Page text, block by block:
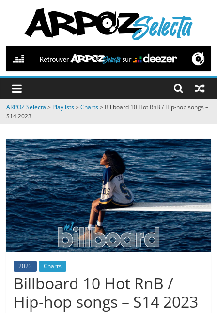
contenu
ARPOZ
Selecta
by
ARPOZ
ARPOZ Selecta > Playlists>Charts> Billboard 10 Hot RnB / Hip-hop songs –
S14 2023
2023 Charts
Billboard 10 Hot RnB /
Hip-hop songs – S14 2023